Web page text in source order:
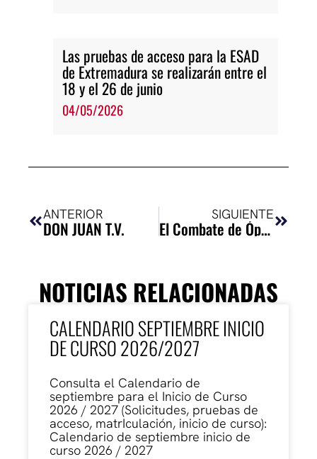
Las pruebas de acceso para la ESAD
de Extremadura se realizarán entre el
18 y el 26 de junio
04/05/2026
ANTERIOR
DON JUAN T.V.
SIGUIENTE
El Combate de Ópalos y Tasia de Francisco Nieva
NOTICIAS RELACIONADAS
CALENDARIO SEPTIEMBRE INICIO
DE CURSO 2026/2027
Consulta el Calendario de
septiembre para el Inicio de Curso
2026 / 2027 (Solicitudes, pruebas de
acceso, matrIculación, inicio de curso):
Calendario de septiembre inicio de
curso 2026 / 2027